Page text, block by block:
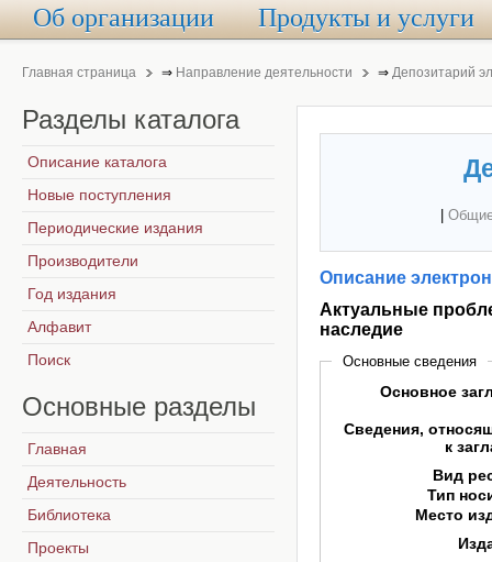
Об организации Продукты и услуги
Главная страница ⇒ Направление деятельности ⇒ Депозитарий
Описание
Актуальные
наследие
Основные сведения
Основное
Сведения,
к
Вид
Тип
Место
Разделы каталога
Описание каталога
Новые поступления
Периодические издания
Производители
Год издания
Алфавит
Поиск
Основные разделы
Главная
Деятельность
Библиотека
Проекты